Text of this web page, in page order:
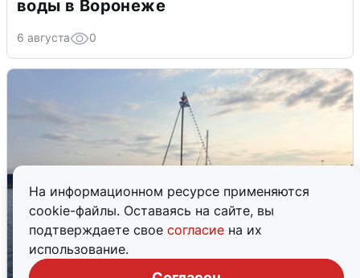
На информационном ресурсе применяются
cookie-файлы. Оставаясь на сайте, вы
подтверждаете свое согласие на их
использование.
воды в Воронеже
6 августа 0